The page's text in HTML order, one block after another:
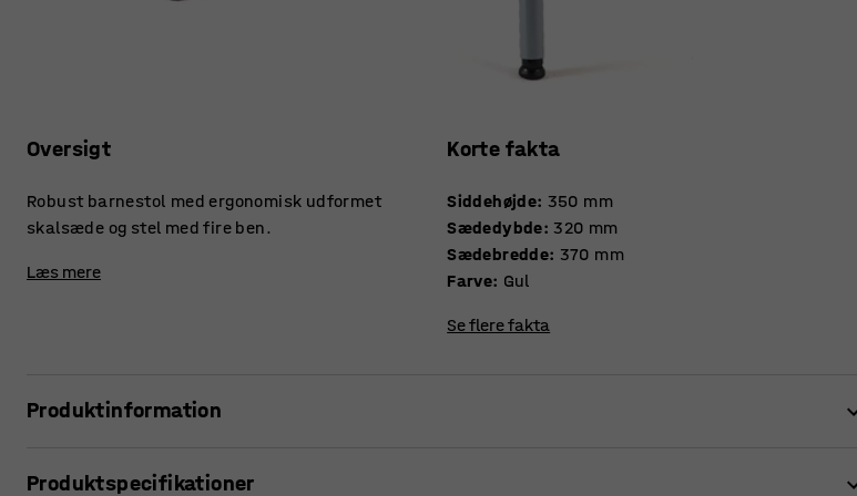
Oversigt
Robust barnestol med ergonomisk udformet
skalsæde og stel med fire ben.
Læs mere
Korte fakta
Siddehøjde: 350 mm
Sædedybde: 320 mm
Sædebredde: 370 mm
Farve: Gul
Se flere fakta
Produktinformation
design giver dig mulighed for nemt at variere din siddestilling for at forhindre, at du bliver træt i ryggen.
Produktspecifikationer